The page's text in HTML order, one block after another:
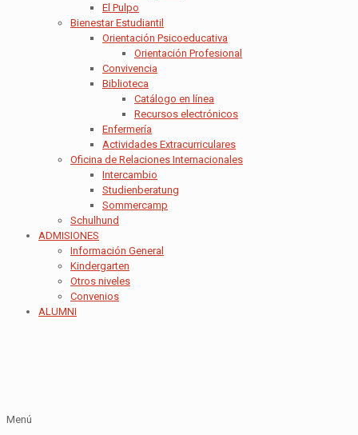
El Pulpo
Bienestar Estudiantil
Orientación Psicoeducativa
Orientación Profesional
Convivencia
Biblioteca
Catálogo en línea
Recursos electrónicos
Enfermería
Actividades Extracurriculares
Oficina de Relaciones Internacionales
Intercambio
Studienberatung
Sommercamp
Schulhund
ADMISIONES
Información General
Kindergarten
Otros niveles
Convenios
ALUMNI
Menú